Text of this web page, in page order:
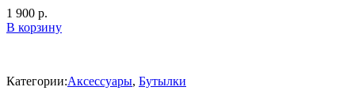
1 900 р.
В корзину
Категории:Аксессуары, Бутылки